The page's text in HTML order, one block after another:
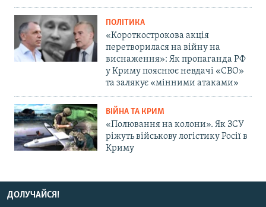
ПОЛІТИКА
«Короткострокова акція
перетворилася на війну на
виснаження»: Як пропаганда РФ
у Криму пояснює невдачі «СВО»
та залякує «мінними атаками»
ВІЙНА ТА КРИМ
«Полювання на колони». Як ЗСУ
ріжуть військову логістику Росії в
Криму
ДОЛУЧАЙСЯ!